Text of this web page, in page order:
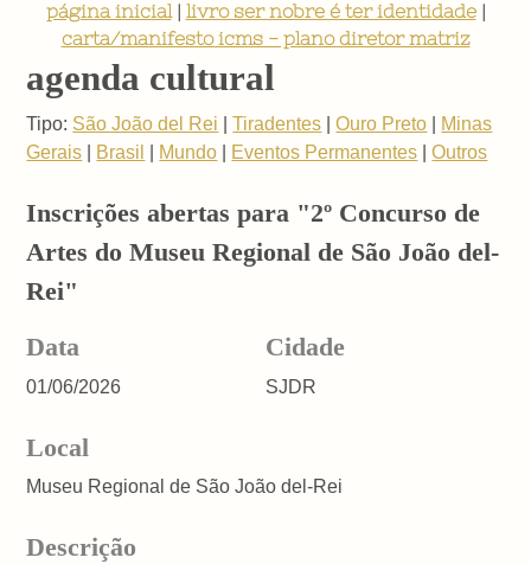
página inicial| livro ser nobre é ter identidade|
carta/manifesto icms - plano diretor matriz
agenda cultural
Tipo: São João del Rei |Tiradentes |Ouro Preto
Minas
Gerais
Brasil Mundo Eventos Permanentes |Outros
Inscrições abertas para "2º Concurso de
Artes do Museu Regional de São João del-
Rei"
Data
01/06/2026
Cidade
SJDR
Local
Museu Regional de São João del-Rei
Descrição